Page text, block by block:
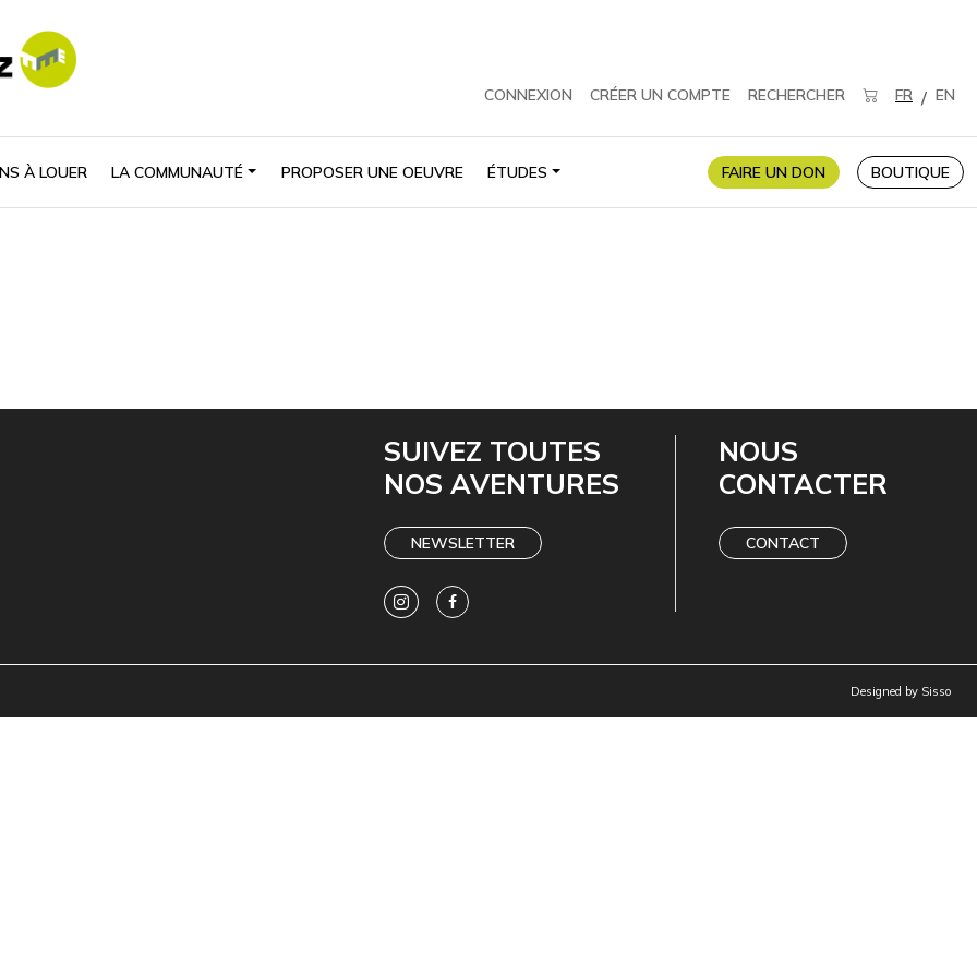
CONNEXION CRÉER UN COMPTE RECHERCHER FR / EN
À LOUER LA COMMUNAUTÉ PROPOSER UNE OEUVRE ÉTUDES FAIRE UN DON BOUTIQUE
SUIVEZ TOUTES
NOS AVENTURES
NEWSLETTER
NOUS
CONTACTER
CONTACT
Designed by Sisso